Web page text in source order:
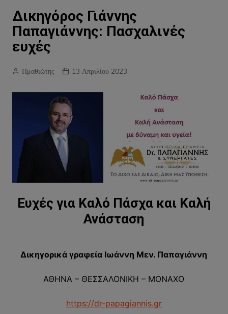
Δικηγόρος Γιάννης
Παπαγιάννης: Πασχαλινές
ευχές
Ημαθιώτης 13 Απριλίου 2023
Ευχές για Καλό Πάσχα και Καλή
Ανάσταση
Δικηγορικά γραφεία Ιωάννη Μεν. Παπαγιάννη
ΑΘΗΝΑ – ΘΕΣΣΑΛΟΝΙΚΗ – ΜΟΝΑΧΟ
https://dr-papagiannis.gr